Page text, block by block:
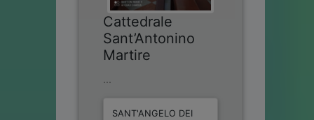
Cattedrale
Sant’Antonino
Martire
...
SANT'ANGELO DEI